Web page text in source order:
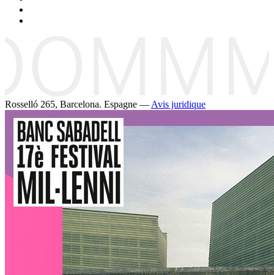
Rosselló 265, Barcelona. Espagne — Avis juridique